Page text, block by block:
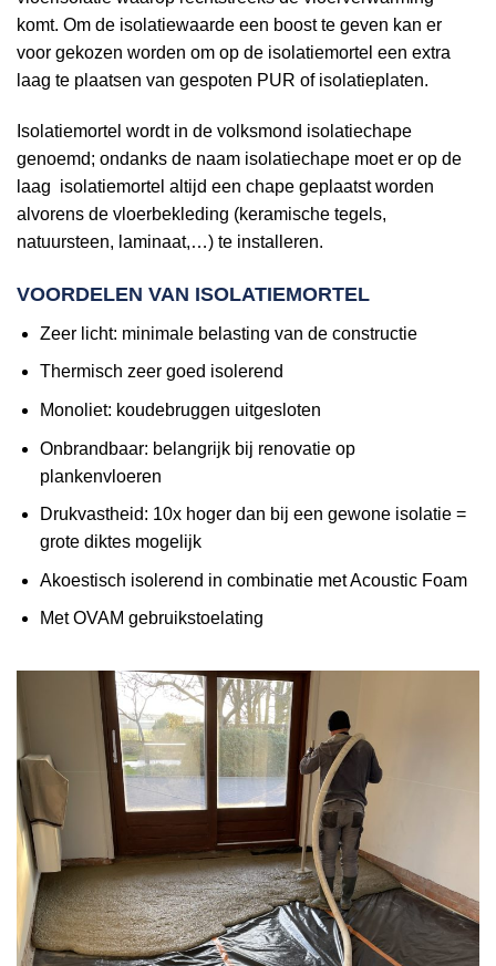
komt. Om de isolatiewaarde een boost te geven kan er
voor gekozen worden om op de isolatiemortel een extra
laag te plaatsen van gespoten PUR of isolatieplaten.
Isolatiemortel wordt in de volksmond isolatiechape
genoemd; ondanks de naam isolatiechape moet er op de
laag isolatiemortel altijd een chape geplaatst worden
alvorens de vloerbekleding (keramische tegels,
natuursteen, laminaat,…) te installeren.
VOORDELEN VAN ISOLATIEMORTEL
Zeer licht: minimale belasting van de constructie
Thermisch zeer goed isolerend
Monoliet: koudebruggen uitgesloten
Onbrandbaar: belangrijk bij renovatie op
plankenvloeren
Drukvastheid: 10x hoger dan bij een gewone isolatie =
grote diktes mogelijk
Akoestisch isolerend in combinatie met Acoustic Foam
Met OVAM gebruikstoelating